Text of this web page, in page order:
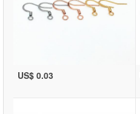
US$ 0.03